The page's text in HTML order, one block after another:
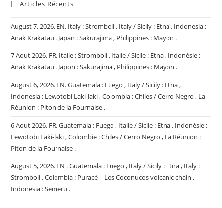
Articles Récents
August 7, 2026. EN. Italy : Stromboli , Italy / Sicily : Etna , Indonesia :
Anak Krakatau , Japan : Sakurajima , Philippines : Mayon .
7 Aout 2026. FR. Italie : Stromboli , Italie / Sicile : Etna , Indonésie :
Anak Krakatau , Japon : Sakurajima , Philippines : Mayon .
August 6, 2026. EN. Guatemala : Fuego , Italy / Sicily : Etna ,
Indonesia : Lewotobi Laki-laki , Colombia : Chiles / Cerro Negro , La
Réunion : Piton de la Fournaise .
6 Aout 2026. FR. Guatemala : Fuego , Italie / Sicile : Etna , Indonésie :
Lewotobi Laki-laki , Colombie : Chiles / Cerro Negro , La Réunion :
Piton de la Fournaise .
August 5, 2026. EN . Guatemala : Fuego , Italy / Sicily : Etna , Italy :
Stromboli , Colombia : Puracé – Los Coconucos volcanic chain ,
Indonesia : Semeru .